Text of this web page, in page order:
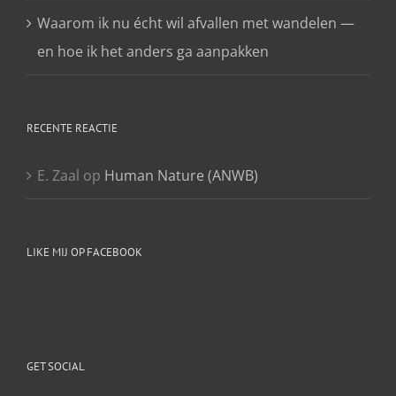
Waarom ik nu écht wil afvallen met wandelen —
en hoe ik het anders ga aanpakken
RECENTE REACTIE
E. Zaal op Human Nature (ANWB)
LIKE MIJ OP FACEBOOK
GET SOCIAL